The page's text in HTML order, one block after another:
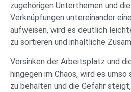
zugehörigen Unterthemen und
Verknüpfungen untereinander
aufweisen, wird es deutlich
zu sortieren und inhaltliche
Versinken der Arbeitsplatz und
hingegen im Chaos, wird es
zu behalten und die Gefahr